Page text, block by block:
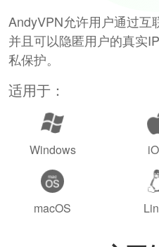
AndyVPN允许用户通过互
并且可以隐匿用户的真实
私保护。
适用于：
Windows
macOS